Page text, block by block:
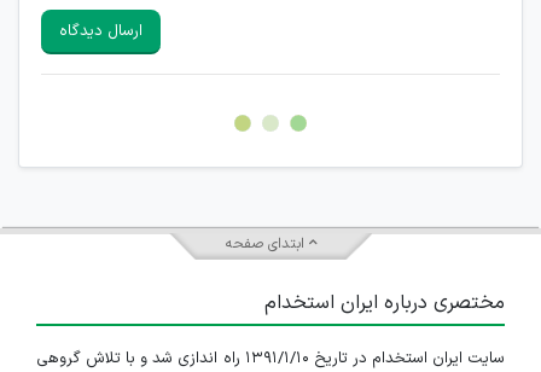
هرگونه تحریک، تحقیر و کنایه به سایر افراد (مسئول و غیر مسئول)
غیر مجاز می باشد.
امکان هماهنگی برای هرگونه ملاقات حضوری چه به صورت دسته
ارسال دیدگاه
ابتدای صفحه
مختصری درباره ایران استخدام
سایت ایران استخدام در تاریخ ۱۳۹۱/۱/۱۰ راه اندازی شد و با تلاش گروهی